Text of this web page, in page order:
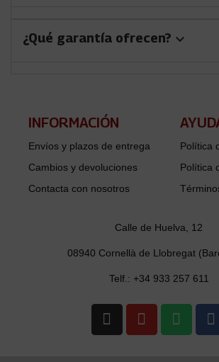
¿Qué garantía ofrecen? keyboard_arrow_down
INFORMACIÓN​
Envíos y plazos de entrega
Cambios y devoluciones
Contacta con nosotros
Política
Política
Calle de Huelva, 12
08940 Cornellà de Llobregat
Telf.: +34 933 257 611